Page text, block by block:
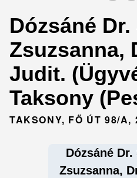
Dózsáné
Zsuzsanna,
Judit.
Taksony
TAKSONY, FŐ ÚT 98/A,
Dózsáné Dr.
Zsuzsanna,